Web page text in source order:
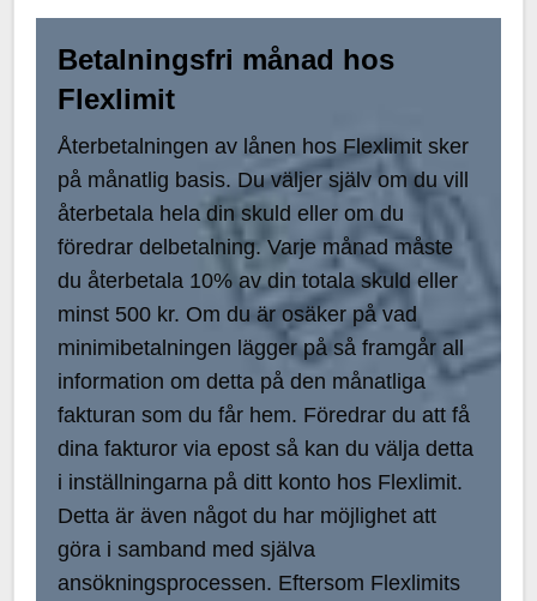
Betalningsfri månad hos
Flexlimit
Återbetalningen av lånen hos Flexlimit sker
på månatlig basis. Du väljer själv om du vill
återbetala hela din skuld eller om du
föredrar delbetalning. Varje månad måste
du återbetala 10% av din totala skuld eller
minst 500 kr. Om du är osäker på vad
minimibetalningen lägger på så framgår all
information om detta på den månatliga
fakturan som du får hem. Föredrar du att få
dina fakturor via epost så kan du välja detta
i inställningarna på ditt konto hos Flexlimit.
Detta är även något du har möjlighet att
göra i samband med själva
ansökningsprocessen. Eftersom Flexlimits